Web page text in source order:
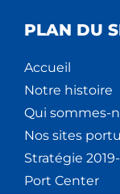
PLAN DU
Accueil
Notre histoire
Qui sommes-
Nos sites
Stratégie
Port Center